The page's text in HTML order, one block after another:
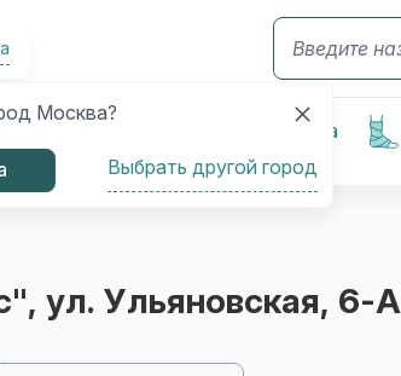
Москва?
Выбрать другой город
Косметика
, ул. Ульяновская, 6-А